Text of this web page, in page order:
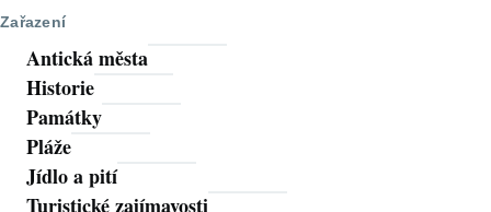
Zařazení
Antická města
Historie
Památky
Pláže
Jídlo a pití
Turistické zajímavosti